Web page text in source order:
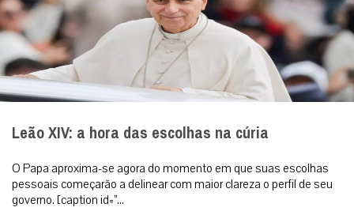
Leão XIV: a hora das escolhas na cúria
O Papa aproxima-se agora do momento em que suas escolhas
pessoais começarão a delinear com maior clareza o perfil de seu
governo. [caption id=”...